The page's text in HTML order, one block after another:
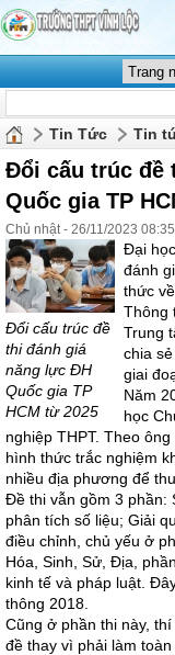
Tin Tức Tin
Đổi cấu trúc đề
Quốc gia TP
Chủ nhật - 26/11/2023 08:35
Đổi cấu trúc đề
thi đánh giá
năng lực ĐH
Quốc gia TP
HCM từ 2025
Đại
đánh
thức
Thông
Trung
chia
giai
Năm
học
nghiệp THPT. Theo
hình thức trắc nghiệm
nhiều địa phương để
Đề thi vẫn gồm 3 phần:
phân tích số liệu; Giải
điều chỉnh, chủ yếu ở
Hóa, Sinh, Sử, Địa,
kinh tế và pháp luật.
thông 2018.
Cũng ở phần thi này,
đề thay vì phải làm toàn